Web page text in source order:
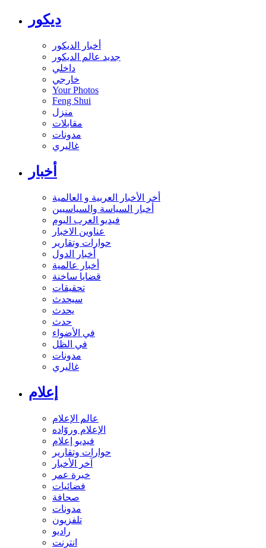
ديكور
أخبار الديكور
جديد عالم الديكور
داخلي
خارجي
Your Photos
Feng Shui
منزل
مقابلات
مدونات
غاليري
أخبار
أخر الأخبار العربية و العالمية
أخبار السياسة والسياسيين
فيديو العرب اليوم
عناوين الاخبار
حوارات وتقارير
أخبار الدول
أخبار عالمية
قضايا ساخنة
تحقيقات
سيحدث
يحدث
حدث
في الأضواء
في الظل
مدونات
غاليري
إعلام
عالم الإعلام
الإعلام وروّاده
فيديو إعلام
حوارات وتقارير
آخر الأخبار
خبرة عمر
فضائيات
صحافة
مدونات
تلفزيون
راديو
انترنت